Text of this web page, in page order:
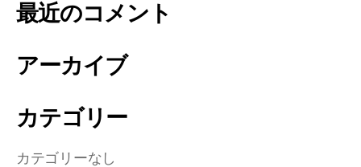
最近のコメント
アーカイブ
カテゴリー
カテゴリーなし